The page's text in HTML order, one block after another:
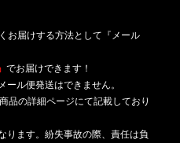
お届けする方法として『メール
でお届けできます！
ル便発送はできません。
品の詳細ページにて記載しており
ります。紛失事故の際、責任は負